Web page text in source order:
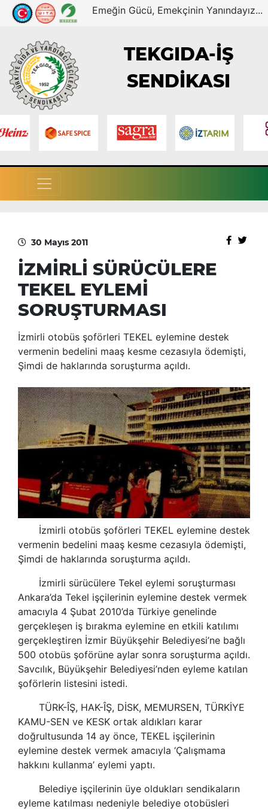
Emeğin Gücü, Emekçinin Yanındayız...
TEKGIDA-İŞ
SENDİKASI
30 Mayıs 2011
İZMİRLİ SÜRÜCÜLERE
TEKEL EYLEMİ
SORUŞTURMASI
İzmirli otobüs şoförleri TEKEL eylemine destek
vermenin bedelini maaş kesme cezasıyla ödemişti,
Şimdi de haklarında soruşturma açıldı.
İzmirli otobüs şoförleri TEKEL eylemine destek
vermenin bedelini maaş kesme cezasıyla ödemişti,
Şimdi de haklarında soruşturma açıldı.
İzmirli sürücülere Tekel eylemi soruşturması
Ankara’da Tekel işçilerinin eylemine destek vermek
amacıyla 4 Şubat 2010’da Türkiye genelinde
gerçekleşen iş bırakma eylemine en etkili katılımı
gerçekleştiren İzmir Büyükşehir Belediyesi’ne bağlı
500 otobüs şoförüne aylar sonra soruşturma açıldı.
Savcılık, Büyükşehir Belediyesi’nden eyleme katılan
şoförlerin listesini istedi.
TÜRK-ÎŞ, HAK-ÎŞ, DİSK, MEMURSEN, TÜRKİYE
KAMU-SEN ve KESK ortak aldıkları karar
doğrultusunda 14 ay önce, TEKEL işçilerinin
eylemine destek vermek amacıyla ‘Çalışmama
hakkını kullanma’ eylemi yaptı.
Belediye işçilerinin üye oldukları sendikaların
eyleme katılması nedeniyle belediye otobüsleri